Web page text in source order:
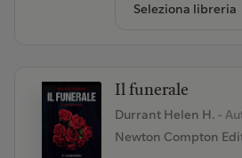
Seleziona libreria
Il funerale
Durrant Helen H. -
Newton Compton